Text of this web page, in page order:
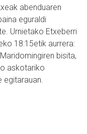
abenduaren
eguraldi
Urnietako Etxeberri
18:15etik aurrera:
bisita,
askotariko
egitarauan.